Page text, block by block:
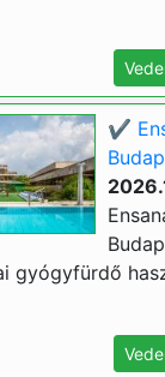
✔️
gyógyfürdő